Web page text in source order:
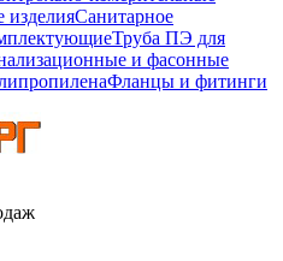
Санитарное
Труба ПЭ для
и фасонные
Фланцы и фитинги